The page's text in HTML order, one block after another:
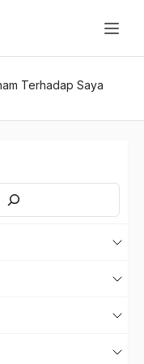
Terhadap Saya